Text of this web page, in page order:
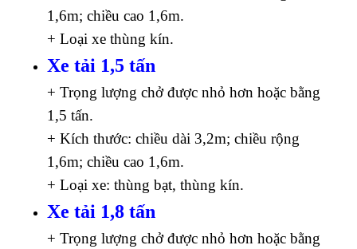
1,6m; chiều cao 1,6m.
+ Loại xe thùng kín.
Xe tải 1,5 tấn
+ Trọng lượng chở được nhỏ hơn hoặc bằng
1,5 tấn.
+ Kích thước: chiều dài 3,2m; chiều rộng
1,6m; chiều cao 1,6m.
+ Loại xe: thùng bạt, thùng kín.
Xe tải 1,8 tấn
+ Trọng lượng chở được nhỏ hơn hoặc bằng